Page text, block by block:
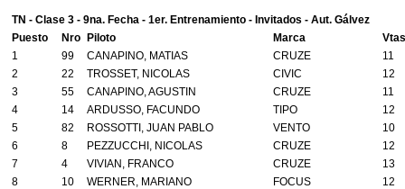
TN - Clase 3 - 9na. Fecha - 1er. Entrenamiento - Invitados - Aut. Gálvez
Puesto
Nro Piloto Marca
1
99 CANAPINO, MATIAS CRUZE
11
2
22 TROSSET, NICOLAS CIVIC
12
3
55 CANAPINO, AGUSTIN CRUZE
11
4
14 ARDUSSO, FACUNDO TIPO
12
5
82 ROSSOTTI, JUAN PABLO VENTO
10
6
8 PEZZUCCHI, NICOLAS CRUZE
12
7
4 VIVIAN, FRANCO CRUZE
13
8
10 WERNER, MARIANO FOCUS
12